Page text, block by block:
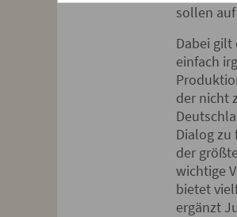
sollen
Dabei gilt
einfach
der nicht
Dialog
der
wichtige
bietet
ergänzt